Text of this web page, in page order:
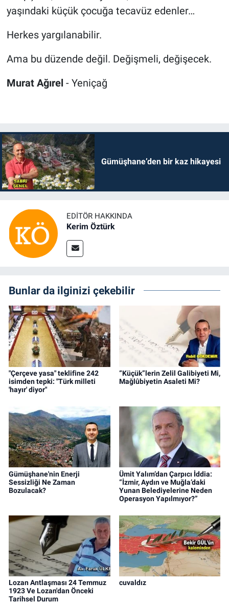
yaşındaki küçük çocuğa tecavüz edenler…
Herkes yargılanabilir.
Ama bu düzende değil. Değişmeli, değişecek.
Murat Ağırel - Yeniçağ
Gümüşhane’den bir kaz hikayesi
EDITÖR HAKKINDA
Kerim Öztürk
Bunlar da ilginizi çekebilir
"Çerçeve yasa" teklifine 242
isimden tepki: "Türk milleti
'hayır' diyor"
“Küçük”lerin Zelil Galibiyeti Mi,
Mağlûbiyetin Asaleti Mi?
Gümüşhane'nin Enerji
Sessizliği Ne Zaman
Bozulacak?
Ümit Yalım’dan Çarpıcı İddia:
“İzmir, Aydın ve Muğla’daki
Yunan Belediyelerine Neden
Operasyon Yapılmıyor?”
Lozan Antlaşması 24 Temmuz
1923 Ve Lozan'dan Önceki
Tarihsel Durum
cuvaldız